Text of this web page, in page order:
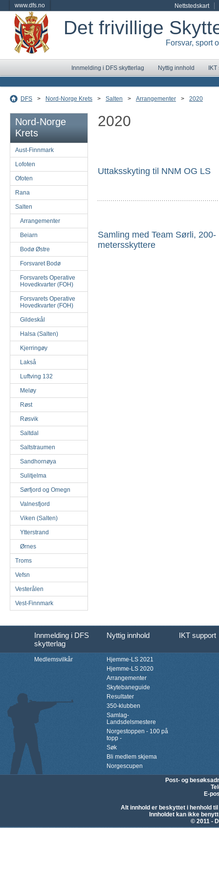
www.dfs.no Nettstedskart
Det frivillige
Forsvar, sport
Innmelding i DFS skytterlag Nyttig innhold
DFS > Nord-Norge Krets > Salten > Arrangementer > 2020
Nord-Norge
Krets
Aust-Finnmark
Lofoten
Ofoten
Rana
Salten
Arrangementer
Beiarn
Bodø Østre
Forsvaret Bodø
Forsvarets Operative
Hovedkvarter (FOH)
Forsvarets Operative
Hovedkvarter (FOH)
Gildeskål
Halsa (Salten)
Kjerringøy
Lakså
Luftving 132
Meløy
Røst
Røsvik
Saltdal
Saltstraumen
Sandhornøya
Sulitjelma
Sørfjord og Omegn
Valnesfjord
Viken (Salten)
Ytterstrand
Ørnes
Troms
Vefsn
Vesterålen
Vest-Finnmark
2020
Uttaksskyting til NNM OG LS
Samling med Team Sørli, 200-
metersskyttere
Innmelding i DFS
skytterlag
Nyttig innhold IKT support
Medlemsvilkår
Hjemme-LS 2021
Hjemme-LS 2020
Arrangementer
Skytebaneguide
Resultater
350-klubben
Samlag-
Landsdelsmestere
Norgestoppen - 100 på
topp -
Søk
Bli medlem skjema
Norgescupen
Post- og
E-
Alt innhold er beskyttet i henhold
Innholdet kan ikke
© 2011 -